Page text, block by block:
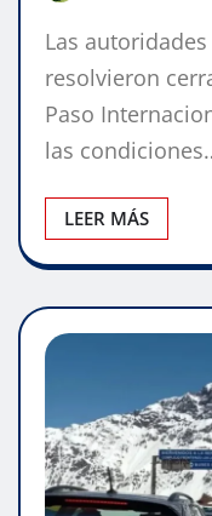
Las
resolvieron
Paso
las
LEER MÁS